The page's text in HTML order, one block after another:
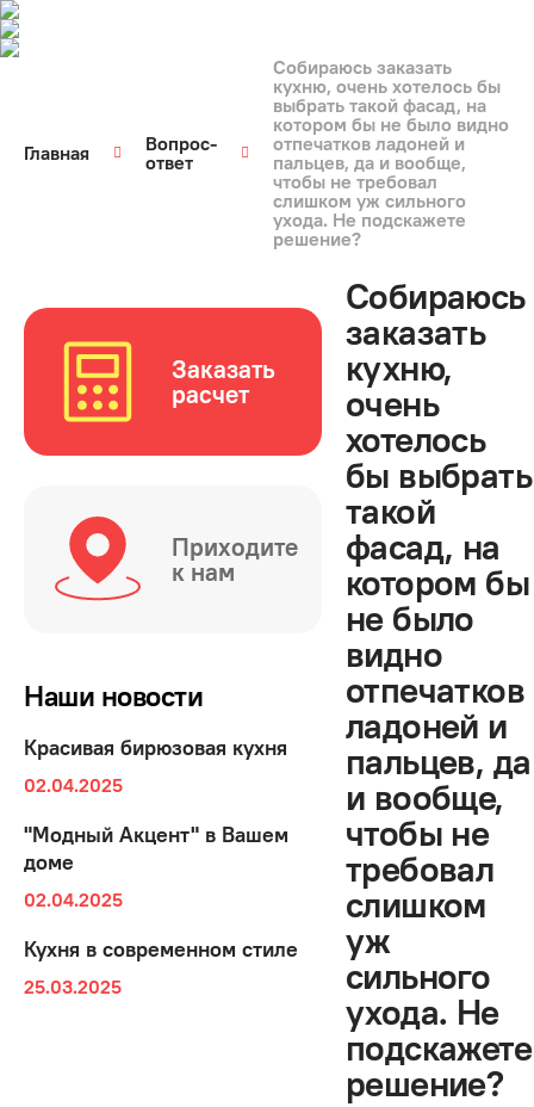
Главная
Вопрос-
ответ
Собираюсь заказать
кухню, очень хотелось бы
выбрать такой фасад, на
котором бы не было видно
отпечатков ладоней и
пальцев, да и вообще,
чтобы не требовал
слишком уж сильного
ухода. Не подскажете
решение?
Заказать
расчет
Приходите
к нам
Наши новости
Красивая бирюзовая кухня
02.04.2025
"Модный Акцент" в Вашем
доме
02.04.2025
Кухня в современном стиле
25.03.2025
Собираюсь
заказать
кухню,
очень
хотелось
бы выбрать
такой
фасад, на
котором бы
не было
видно
отпечатков
ладоней и
пальцев, да
и вообще,
чтобы не
требовал
слишком
уж
сильного
ухода. Не
подскажете
решение?